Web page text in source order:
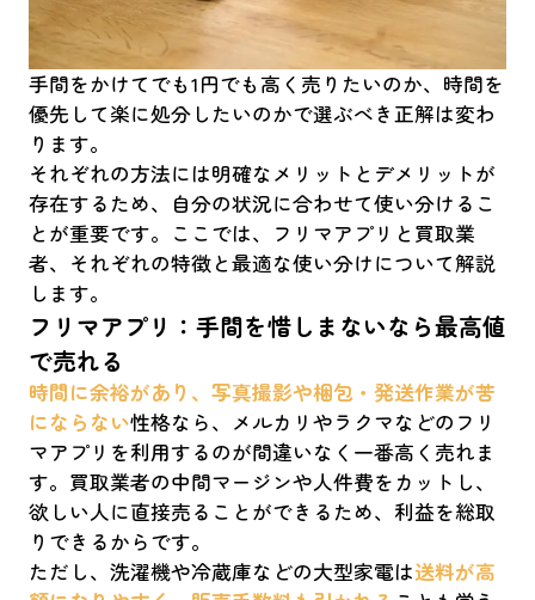
手間をかけてでも1円でも高く売りたいのか、時間を
優先して楽に処分したいのかで選ぶべき正解は変わ
ります。
それぞれの方法には明確なメリットとデメリットが
存在するため、自分の状況に合わせて使い分けるこ
とが重要です。ここでは、フリマアプリと買取業
者、それぞれの特徴と最適な使い分けについて解説
します。
フリマアプリ：手間を惜しまないなら最高値
で売れる
時間に余裕があり、写真撮影や梱包・発送作業が苦
にならない性格なら、メルカリやラクマなどのフリ
マアプリを利用するのが間違いなく一番高く売れま
す。買取業者の中間マージンや人件費をカットし、
欲しい人に直接売ることができるため、利益を総取
りできるからです。
ただし、洗濯機や冷蔵庫などの大型家電は送料が高